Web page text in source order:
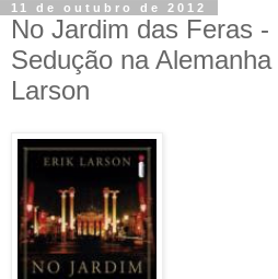
11 de outubro de 2012
No Jardim das Feras -
Sedução na
Larson